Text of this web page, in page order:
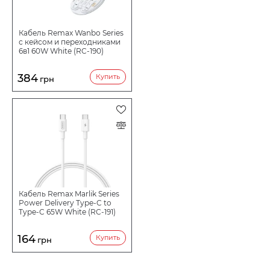
Кабель Remax Wanbo Series
с кейсом и переходниками
6в1 60W White (RC-190)
384 грн Купить
Кабель Remax Marlik Series
Power Delivery Type-C to
Type-C 65W White (RC-191)
164 грн Купить